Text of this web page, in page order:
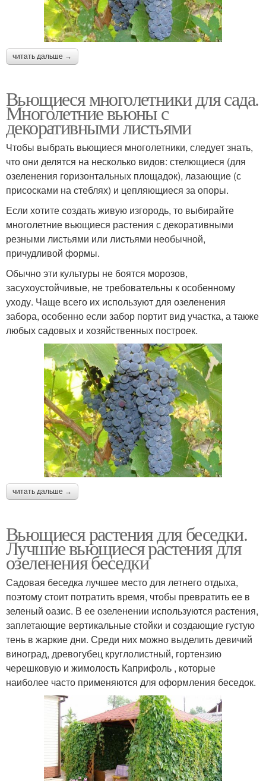
читать дальше →
Вьющиеся многолетники для сада.
Многолетние вьюны с
декоративными листьями
Чтобы выбрать вьющиеся многолетники, следует знать,
что они делятся на несколько видов: стелющиеся (для
озеленения горизонтальных площадок), лазающие (с
присосками на стеблях) и цепляющиеся за опоры.
Если хотите создать живую изгородь, то выбирайте
многолетние вьющиеся растения с декоративными
резными листьями или листьями необычной,
причудливой формы.
Обычно эти культуры не боятся морозов,
засухоустойчивые, не требовательны к особенному
уходу. Чаще всего их используют для озеленения
забора, особенно если забор портит вид участка, а также
любых садовых и хозяйственных построек.
читать дальше →
Вьющиеся растения для беседки.
Лучшие вьющиеся растения для
озеленения беседки
Садовая беседка лучшее место для летнего отдыха,
поэтому стоит потратить время, чтобы превратить ее в
зеленый оазис. В ее озеленении используются растения,
заплетающие вертикальные стойки и создающие густую
тень в жаркие дни. Среди них можно выделить девичий
виноград, древогубец круглолистный, гортензию
черешковую и жимолость Каприфоль , которые
наиболее часто применяются для оформления беседок.